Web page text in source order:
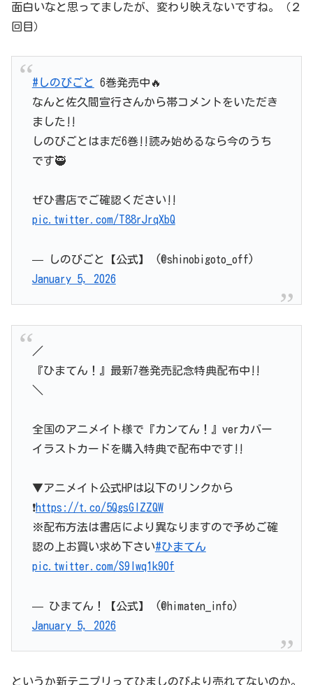
面白いなと思ってましたが、変わり映えないですね。（２
回目）
#しのびごと
6巻発売中🔥
なんと佐久間宣行さんから帯コメントをいただき
ました‼️
しのびごとはまだ6巻‼️読み始めるなら今のうち
です🥷
ぜひ書店でご確認ください‼️
pic.twitter.com/T88rJrqXbQ
— しのびごと【公式】 (@shinobigoto_off)
January 5, 2026
／
『ひまてん！』最新7巻発売記念特典配布中‼️
＼
全国のアニメイト様で『カンてん！』verカバー
イラストカードを購入特典で配布中です‼️
▼アニメイト公式HPは以下のリンクから
❗️https://t.co/5QgsGIZZQW
※配布方法は書店により異なりますので予めご確
認の上お買い求め下さい#ひまてん
pic.twitter.com/S9Iwq1k90f
— ひまてん！【公式】 (@himaten_info)
January 5, 2026
というか新テニプリってひましのびより売れてないのか。